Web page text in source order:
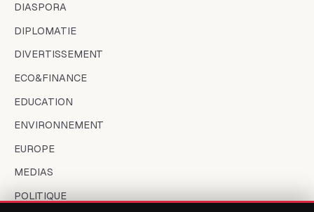
DIASPORA
DIPLOMATIE
DIVERTISSEMENT
ECO&FINANCE
EDUCATION
ENVIRONNEMENT
EUROPE
MEDIAS
POLITIQUE